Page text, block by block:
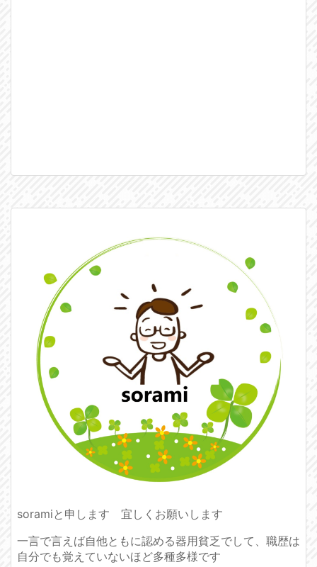
soramiと申します 宜しくお願いします
一言で言えば自他ともに認める器用貧乏でして、職歴は
自分でも覚えていないほど多種多様です